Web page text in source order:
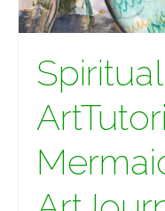
Spiritual